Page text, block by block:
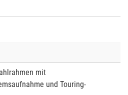
mit
und Touring-